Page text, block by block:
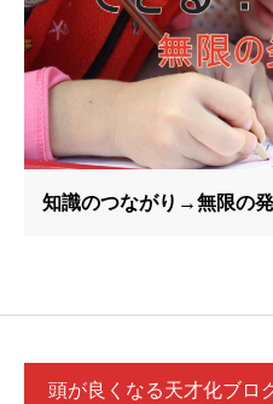
知識のつながり→無限の
頭が良くなる天才化ブロ